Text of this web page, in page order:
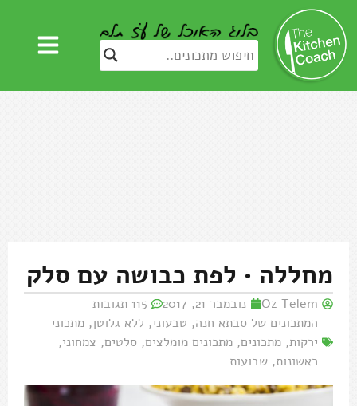
מחללה • לפת כבושה עם סלק
Oz Telem נובמבר 21, 2017
115 תגובות
המתכונים של סבתא חנה, טבעוני, ללא גלוטן, מתכוני
ירקות, מתכונים, מתכונים מומלצים, סלטים, צמחוני,
ראשונות, שבועות